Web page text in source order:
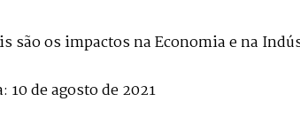
são os impactos na Economia e na
10 de agosto de 2021